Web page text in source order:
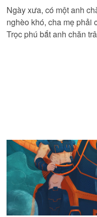
Ngày xưa, có một anh
nghèo khó, cha mẹ phải
Trọc phú bắt anh chăn